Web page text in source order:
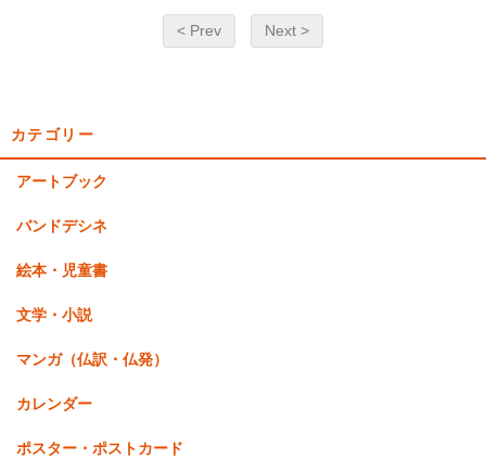
< Prev Next >
カテゴリー
アートブック
バンドデシネ
絵本・児童書
文学・小説
マンガ（仏訳・仏発）
カレンダー
ポスター・ポストカード